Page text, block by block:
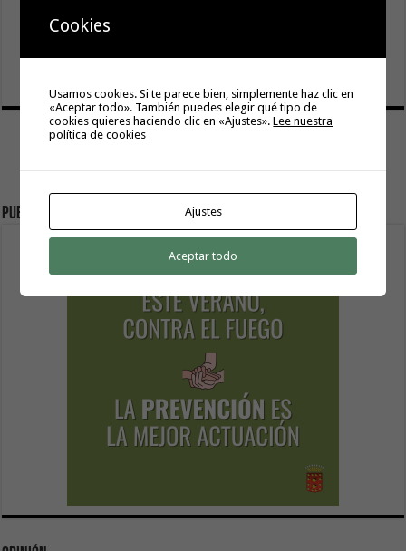
El Cabildo inicia la fase final de la adecuación del entorno
Publicidad
Cookies
Usamos cookies. Si te parece bien, simplemente haz clic en
«Aceptar todo». También puedes elegir qué tipo de
cookies quieres haciendo clic en «Ajustes».Lee nuestra
política de cookies
Ajustes
Aceptar todo